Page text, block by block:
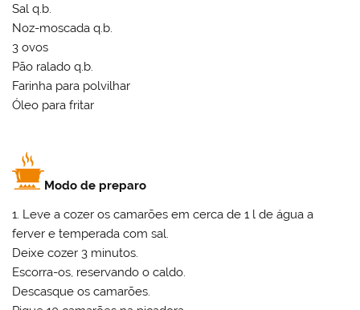
Sal q.b.
Noz-moscada q.b.
3 ovos
Pão ralado q.b.
Farinha para polvilhar
Óleo para fritar
Modo de preparo
1. Leve a cozer os camarões em cerca de 1 l de água a
ferver e temperada com sal.
Deixe cozer 3 minutos.
Escorra-os, reservando o caldo.
Descasque os camarões.